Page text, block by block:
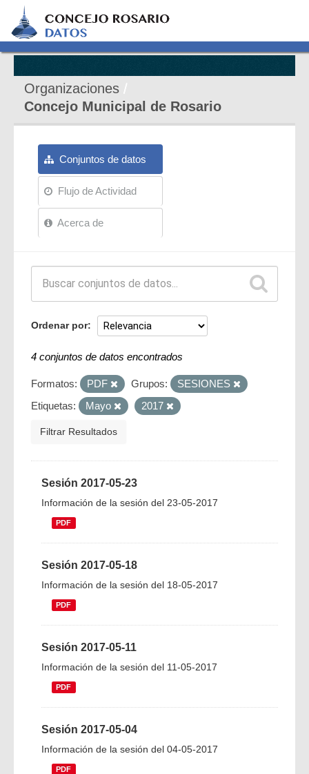
Organizaciones
Concejo Municipal de Rosario
Conjuntos de datos
Flujo de Actividad
Acerca de
Ordenar por
4 conjuntos de datos encontrados
Formatos: PDF Grupos:
SESIONES
Etiquetas:
Mayo 2017
Filtrar Resultados
Sesión 2017-05-23
Información de la sesión del 23-05-2017
PDF
Sesión 2017-05-18
Información de la sesión del 18-05-2017
PDF
Sesión 2017-05-11
Información de la sesión del 11-05-2017
PDF
Sesión 2017-05-04
Información de la sesión del 04-05-2017
PDF